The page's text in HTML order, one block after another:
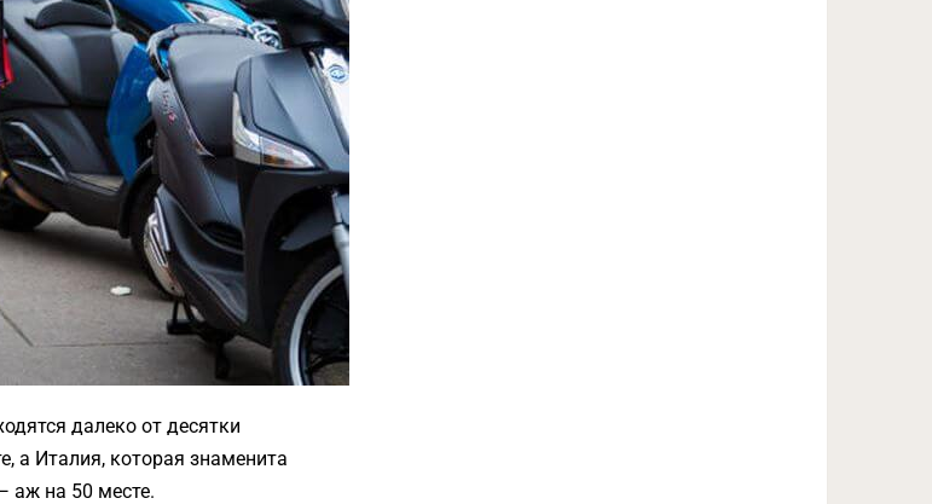
далеко от десятки
а Италия, которая знаменита
аж на 50 месте.